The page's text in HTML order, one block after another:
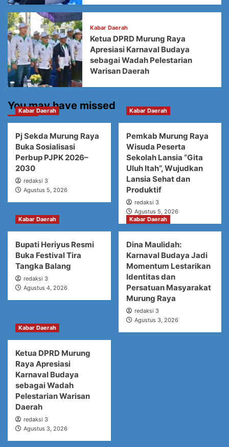
Kabar Daerah
Ketua DPRD Murung Raya
Apresiasi Karnaval Budaya
sebagai Wadah Pelestarian
Warisan Daerah
You may have missed
Kabar Daerah
Pj Sekda Murung Raya
Buka Sosialisasi
Perbup PJPK 2026–
2030
redaksi 3
Agustus 5, 2026
Kabar Daerah
Pemkab Murung Raya
Wisuda Peserta
Sekolah Lansia “Gita
Uluh Itah”, Wujudkan
Lansia Sehat dan
Produktif
redaksi 3
Agustus 5, 2026
Kabar Daerah
Bupati Heriyus Resmi
Buka Festival Tira
Tangka Balang
redaksi 3
Agustus 4, 2026
Kabar Daerah
Dina Maulidah:
Karnaval Budaya Jadi
Momentum Lestarikan
Identitas dan
Persatuan Masyarakat
Murung Raya
redaksi 3
Agustus 3, 2026
Kabar Daerah
Ketua DPRD Murung
Raya Apresiasi
Karnaval Budaya
sebagai Wadah
Pelestarian Warisan
Daerah
redaksi 3
Agustus 3, 2026